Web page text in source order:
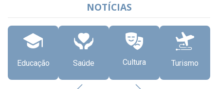
NOTÍCIAS
Educação Saúde Cultura Turismo